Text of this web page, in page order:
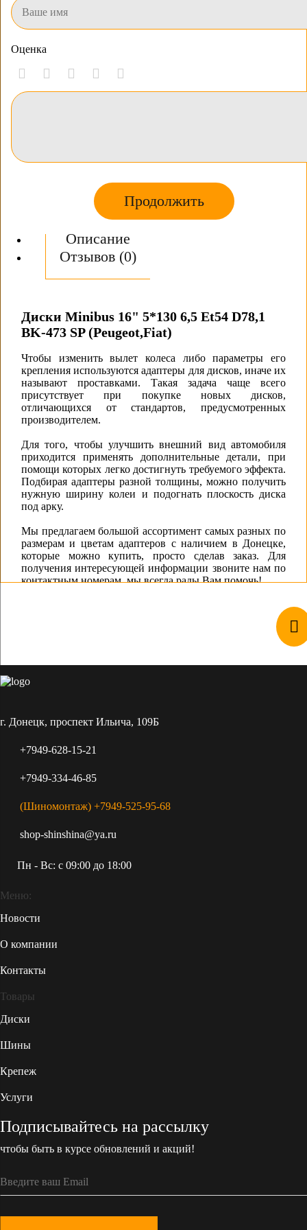
Оценка
Продолжить
Описание
Отзывов (0)
Диски Minibus 16" 5*130 6,5 Et54 D78,1
BK-473 SP (Peugeot,Fiat)
Чтобы изменить вылет колеса либо параметры его
крепления используются адаптеры для дисков, иначе их
называют проставками. Такая задача чаще всего
присутствует при покупке новых дисков,
отличающихся от стандартов, предусмотренных
производителем.
Для того, чтобы улучшить внешний вид автомобиля
приходится применять дополнительные детали, при
помощи которых легко достигнуть требуемого эффекта.
Подбирая адаптеры разной толщины, можно получить
нужную ширину колеи и подогнать плоскость диска
под арку.
Мы предлагаем большой ассортимент самых разных по
размерам и цветам адаптеров с наличием в Донецке,
которые можно купить, просто сделав заказ. Для
получения интересующей информации звоните нам по
контактным номерам, мы всегда рады Вам помочь!
г. Донецк, проспект Ильича, 109Б
+7949-628-15-21
+7949-334-46-85
(Шиномонтаж) +7949-525-95-68
shop-shinshina@ya.ru
Пн - Вс: c 09:00 до 18:00
Меню:
Новости
О компании
Контакты
Товары
Диски
Шины
Крепеж
Услуги
Подписывайтесь на рассылку
чтобы быть в курсе обновлений и акций!